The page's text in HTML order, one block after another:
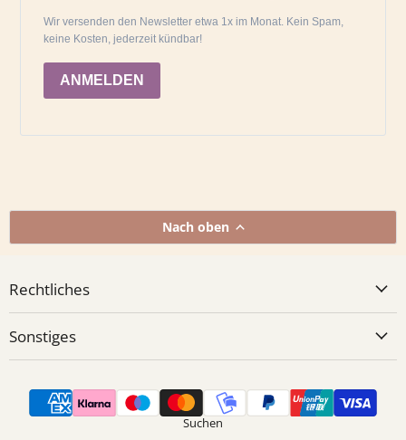
Wir versenden den Newsletter etwa 1x im Monat. Kein Spam,
keine Kosten, jederzeit kündbar!
ANMELDEN
Nach oben
Rechtliches
Sonstiges
Suchen